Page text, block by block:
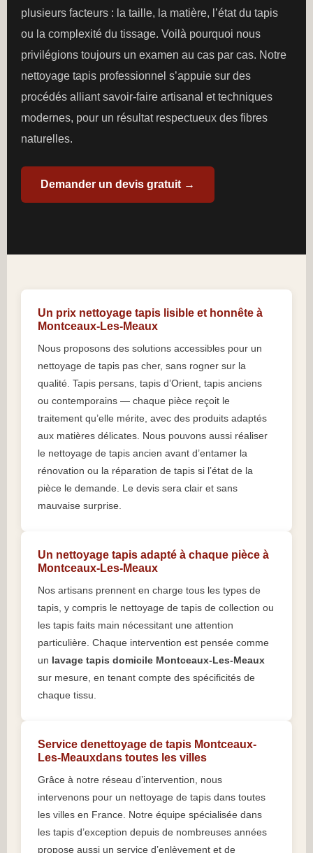
plusieurs facteurs : la taille, la matière, l’état du tapis
ou la complexité du tissage. Voilà pourquoi nous
privilégions toujours un examen au cas par cas. Notre
nettoyage tapis professionnel s’appuie sur des
procédés alliant savoir-faire artisanal et techniques
modernes, pour un résultat respectueux des fibres
naturelles.
Demander un devis gratuit →
Un prix nettoyage tapis lisible et honnête à
Montceaux-Les-Meaux
Nous proposons des solutions accessibles pour un
nettoyage de tapis pas cher, sans rogner sur la
qualité. Tapis persans, tapis d’Orient, tapis anciens
ou contemporains — chaque pièce reçoit le
traitement qu’elle mérite, avec des produits adaptés
aux matières délicates. Nous pouvons aussi réaliser
le nettoyage de tapis ancien avant d’entamer la
rénovation ou la réparation de tapis si l’état de la
pièce le demande. Le devis sera clair et sans
mauvaise surprise.
Un nettoyage tapis adapté à chaque pièce à
Montceaux-Les-Meaux
Nos artisans prennent en charge tous les types de
tapis, y compris le nettoyage de tapis de collection ou
les tapis faits main nécessitant une attention
particulière. Chaque intervention est pensée comme
un lavage tapis domicile Montceaux-Les-Meaux
sur mesure, en tenant compte des spécificités de
chaque tissu.
Service denettoyage de tapis Montceaux-
Les-Meauxdans toutes les villes
Grâce à notre réseau d’intervention, nous
intervenons pour un nettoyage de tapis dans toutes
les villes en France. Notre équipe spécialisée dans
les tapis d’exception depuis de nombreuses années
propose aussi un service d’enlèvement et de